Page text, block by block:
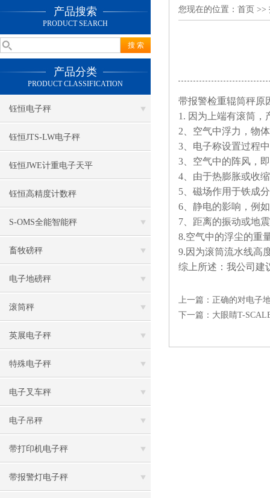
产品搜索
PRODUCT SEARCH
产品分类
PRODUCT CLASSIFICATION
钰恒电子秤
钰恒JTS-LW电子秤
钰恒JWE计重电子天平
钰恒高精度计数秤
S-OMS全能智能秤
畜牧磅秤
电子地磅秤
滚筒秤
英展电子秤
特殊电子秤
电子叉车秤
电子吊秤
带打印机电子秤
带报警灯电子秤
您现在的位置： 首页 >>
带报警检重辊筒秤原
1. 因为上端有滚筒
2、空气中浮力，物
3、电子称设置过程
3、空气中的阵风，
4、由于热膨胀或收
5、磁场作用于铁成
6、静电的影响，例
7、距离的振动或地
8.空气中的浮尘的重
9.因为滚筒流水线高
综上所述：我公司建
上一篇： 正确的对电子
下一篇： 大眼睛T-